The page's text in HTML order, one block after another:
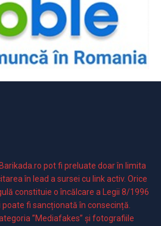
pot fi preluate doar în limita
în lead a sursei cu link activ. Orice
constituie o încălcare a Legii 8/1996
fi sancționată în consecință.
”Mediafakes” și fotografiile